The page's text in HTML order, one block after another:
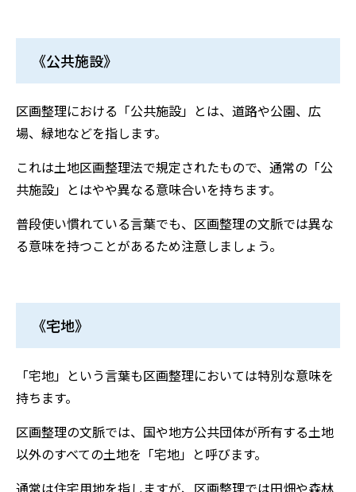
《公共施設》
区画整理における「公共施設」とは、道路や公園、広
場、緑地などを指します。
これは土地区画整理法で規定されたもので、通常の「公
共施設」とはやや異なる意味合いを持ちます。
普段使い慣れている言葉でも、区画整理の文脈では異な
る意味を持つことがあるため注意しましょう。
《宅地》
「宅地」という言葉も区画整理においては特別な意味を
持ちます。
区画整理の文脈では、国や地方公共団体が所有する土地
以外のすべての土地を「宅地」と呼びます。
通常は住宅用地を指しますが、区画整理では田畑や森林